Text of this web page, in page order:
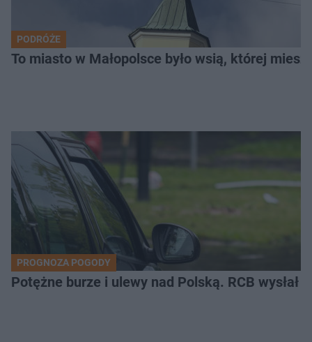
PODRÓŻE
To miasto w Małopolsce było wsią, której
PROGNOZA POGODY
Potężne burze i ulewy nad Polską. RCB